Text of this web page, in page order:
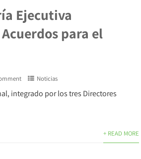
Ejecutiva
para el
Noticias
integrado por los tres Directores
+ READ MORE